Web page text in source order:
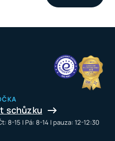
schůzku
8-15 I Pá: 8-14 I pauza: 12-12:30